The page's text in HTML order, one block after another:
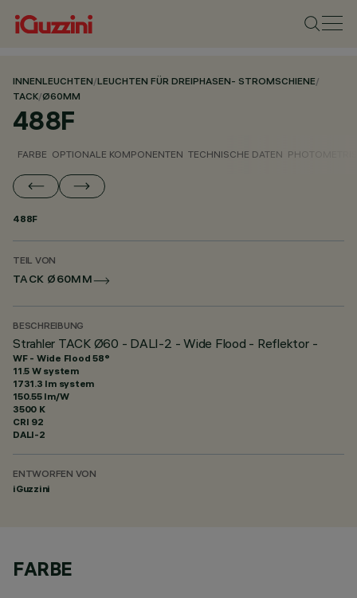
INNENLEUCHTEN/LEUCHTEN FÜR DREIPHASEN- STROMSCHIENE/
TACK/Ø60MM
488F
FARBE OPTIONALE KOMPONENTEN TECHNISCHE DATEN
488F
TEIL VON
TACK Ø60MM
BESCHREIBUNG
Strahler TACK Ø60 - DALI-2 - Wide Flood - Reflektor -
WF - Wide Flood 58°
11.5 W system
1731.3 lm system
150.55 lm/W
3500 K
CRI 92
DALI-2
ENTWORFEN VON
iGuzzini
FARBE